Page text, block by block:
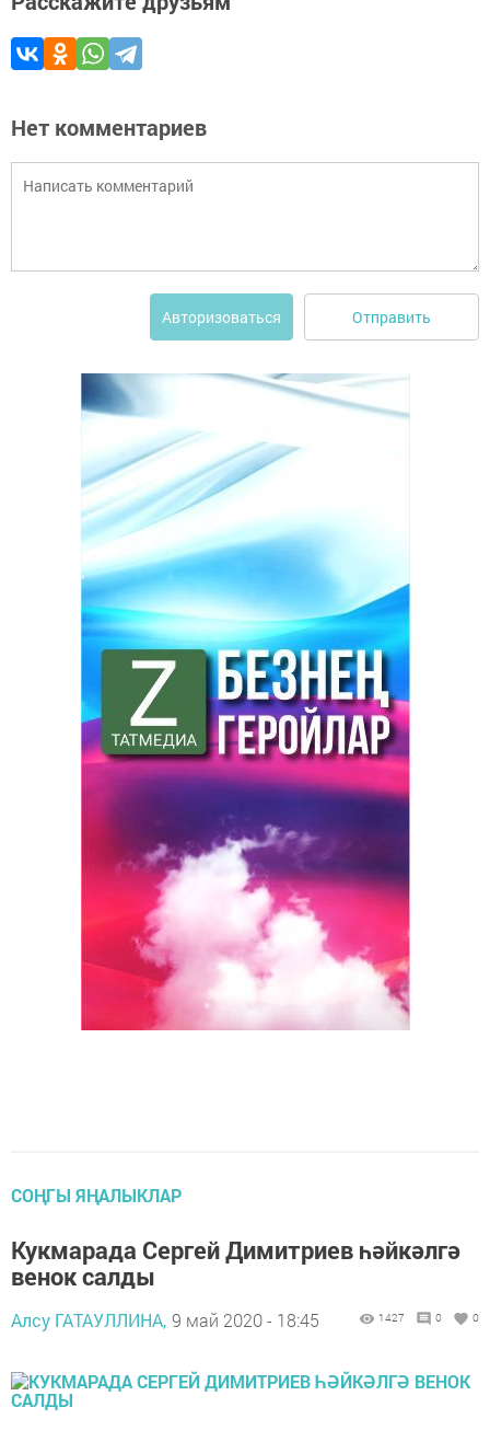
Нет комментариев
Авторизоваться Отправить
СОҢГЫ ЯҢАЛЫКЛАР
Кукмарада Сергей Димитриев һәйкәлгә
венок салды
Алсу ГАТАУЛЛИНА, 9 май 2020 - 18:45 1427 0 0